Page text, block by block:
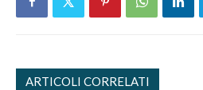
ARTICOLI CORRELATI